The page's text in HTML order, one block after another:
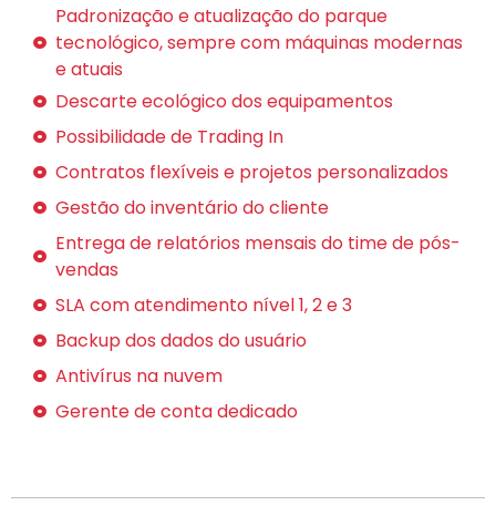
Padronização e atualização do parque
tecnológico, sempre com máquinas modernas
e atuais
Descarte ecológico dos equipamentos
Possibilidade de Trading In
Contratos flexíveis e projetos personalizados
Gestão do inventário do cliente
Entrega de relatórios mensais do time de pós-
vendas
SLA com atendimento nível 1, 2 e 3
Backup dos dados do usuário
Antivírus na nuvem
Gerente de conta dedicado